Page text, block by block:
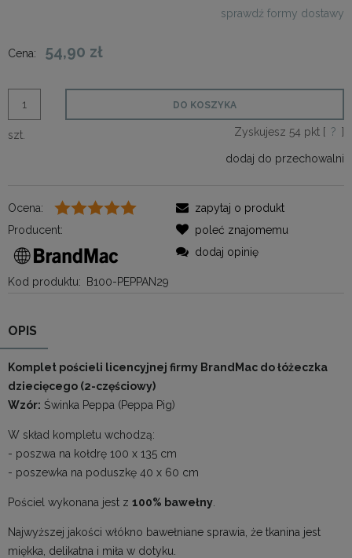
sprawdź formy dostawy
Cena: 54,90 zł
szt.
DO KOSZYKA
Zyskujesz 54 pkt [ ? ]
dodaj do przechowalni
Ocena:
Producent:
Kod produktu: B100-PEPPAN29
zapytaj o produkt
poleć znajomemu
dodaj opinię
OPIS
Komplet pościeli licencyjnej firmy BrandMac do łóżeczka
dziecięcego (2-częściowy)
Wzór: Świnka Peppa (Peppa Pig)
W skład kompletu wchodzą:
- poszwa na kołdrę 100 x 135 cm
- poszewka na poduszkę 40 x 60 cm
Pościel wykonana jest z 100% bawełny
Najwyższej jakości włókno bawełniane sprawia, że tkanina jest
miękka, delikatna i miła w dotyku.